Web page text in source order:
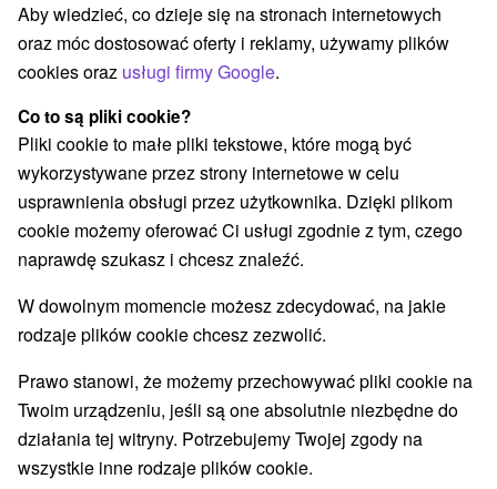
Kategorie
Wszystkie kategorie
Pobyty z rabatem
Wellness pobyty(15)
Romantyczne wypady(4) Pobyty dla seniorów(8)
Wakacje rodzinne(10)
Wybierz lokalizację lub datę
Najlepiej sprzedające
1.
Aby wiedzieć, co dzieje się na stronach internetowych
oraz móc dostosować oferty i reklamy, używamy plików
cookies oraz usługi firmy Google.
Co to są pliki cookie?
Pliki cookie to małe pliki tekstowe, które mogą być
wykorzystywane przez strony internetowe w celu
usprawnienia obsługi przez użytkownika. Dzięki plikom
cookie możemy oferować Ci usługi zgodnie z tym, czego
naprawdę szukasz i chcesz znaleźć.
W dowolnym momencie możesz zdecydować, na jakie
rodzaje plików cookie chcesz zezwolić.
Prawo stanowi, że możemy przechowywać pliki cookie na
Twoim urządzeniu, jeśli są one absolutnie niezbędne do
działania tej witryny. Potrzebujemy Twojej zgody na
wszystkie inne rodzaje plików cookie.